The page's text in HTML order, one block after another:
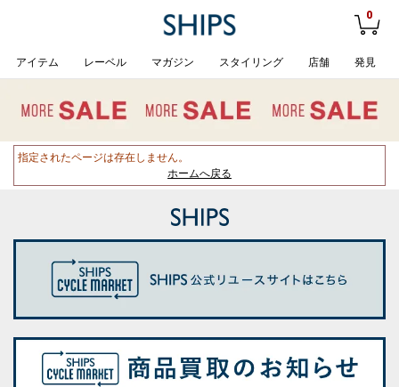
0
アイテム レーベル マガジン スタイリング 店舗 発見
指定されたページは存在しません。
ホームへ戻る